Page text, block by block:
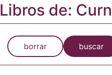
Libros de:
borrar buscar